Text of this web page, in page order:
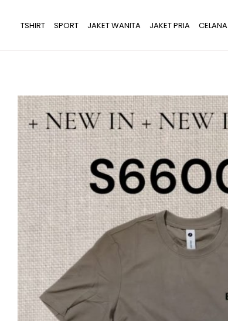
kontenTSHIRT SPORT JAKET WANITA JAKET PRIA CELANA